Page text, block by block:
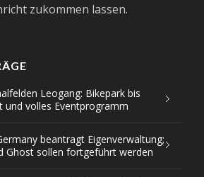
zukommen lassen.
Leogang: Bikepark bis
und volles Eventprogramm
beantragt Eigenverwaltung;
Ghost sollen fortgeführt werden